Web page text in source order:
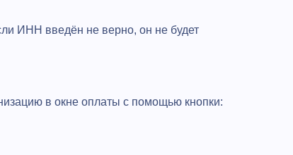
ИНН введён не верно, он не будет
в окне оплаты с помощью кнопки: